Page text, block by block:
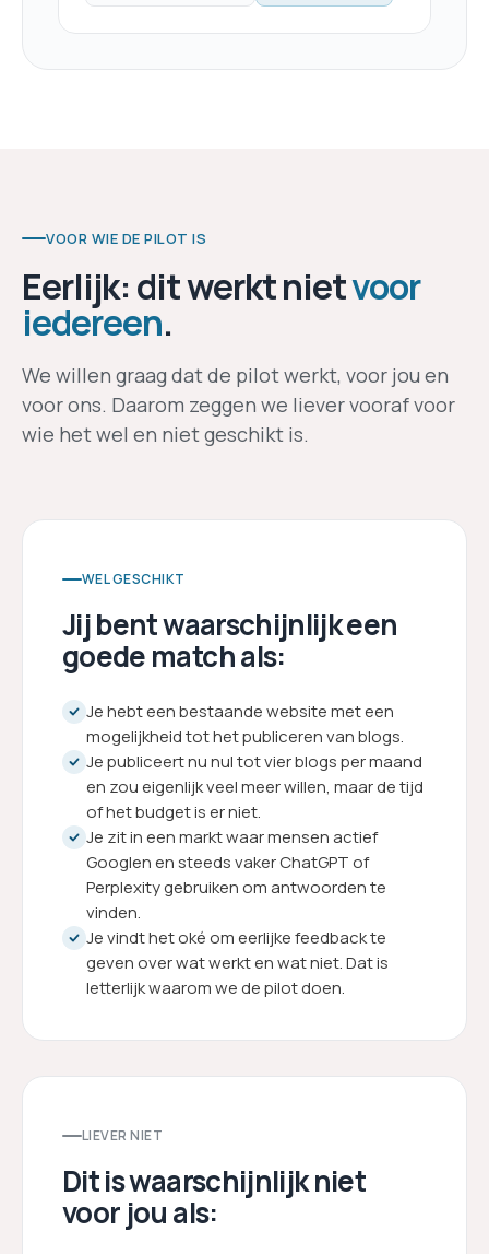
VOOR WIE DE PILOT IS
Eerlijk: dit werkt nietvoor
iedereen.
We willen graag dat de pilot werkt, voor jou en
voor ons. Daarom zeggen we liever vooraf voor
wie het wel en niet geschikt is.
WEL GESCHIKT
Jij bent waarschijnlijk een
goede match als:
Je hebt een bestaande website met een
mogelijkheid tot het publiceren van blogs.
Je publiceert nu nul tot vier blogs per maand
en zou eigenlijk veel meer willen, maar de tijd
of het budget is er niet.
Je zit in een markt waar mensen actief
Googlen en steeds vaker ChatGPT of
Perplexity gebruiken om antwoorden te
vinden.
Je vindt het oké om eerlijke feedback te
geven over wat werkt en wat niet. Dat is
letterlijk waarom we de pilot doen.
LIEVER NIET
Dit is waarschijnlijk niet
voor jou als: